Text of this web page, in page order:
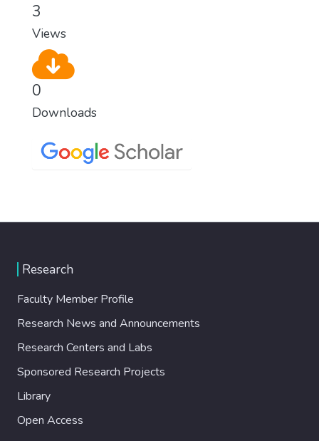
3
Views
0
Downloads
Research
Faculty Member Profile
Research News and Announcements
Research Centers and Labs
Sponsored Research Projects
Library
Open Access